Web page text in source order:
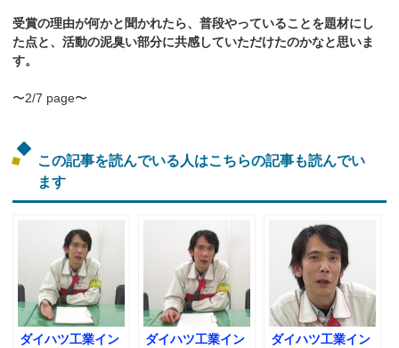
受賞の理由が何かと聞かれたら、普段やっていることを題材にし
た点と、活動の泥臭い部分に共感していただけたのかなと思いま
す。
〜2/7 page〜
この記事を読んでいる人はこちらの記事も読んでい
ます
ダイハツ工業イン
ダイハツ工業イン
ダイハツ工業イン